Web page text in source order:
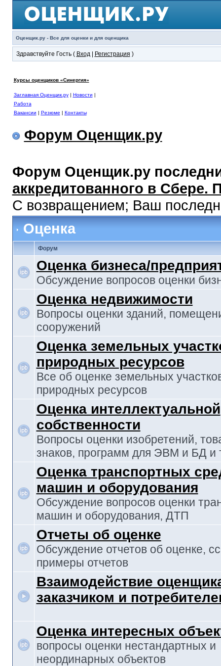
Оценщик.ру - Все для оценки и для оценщика
Здравствуйте Гость ( Вход| Регистрация )
Курсы оценщиков «Синергия»
Заглавная Оценщик.ру| Новости |
Работа
Вакансии | Резюме | Контакты
Форум Оценщик.ру
Форум Оценщик.ру
аккредитованного в Сбере.
С возвращением; Ваш
Оценка
Форум
Оценка бизнеса/
Обсуждение вопросов оценки
Оценка недвижимости
Вопросы оценки зданий,
сооружений
Оценка земельных
природных ресурсов
Все об оценке земельных
природных ресурсов
Оценка интеллектуальной
собственности
Вопросы оценки изобретений,
знаков, программ для ЭВМ и БД и
Оценка транспортных
машин и оборудования
Обсуждение вопросов оценки
машин и оборудования, ДТП
Отчеты об оценке
Обсуждение отчетов об оценке,
примеры отчетов
Взаимодействие
заказчиком и
Оценка интересных
вопросы оценки нестандартных и
неординарных объектов